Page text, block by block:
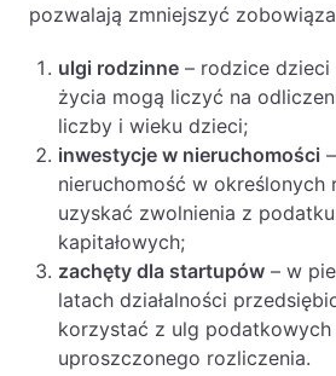
pozwalają zmniejszyć
ulgi rodzinne – rodzice
życia mogą liczyć na
liczby i wieku dzieci;
inwestycje w nieruchomości
nieruchomość w określonych
uzyskać zwolnienia z
kapitałowych;
zachęty dla startupów – w
latach działalności
korzystać z ulg podatkowych
uproszczonego rozliczenia.